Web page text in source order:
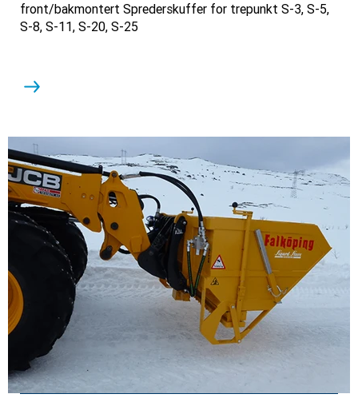
front/bakmontert Sprederskuffer for trepunkt S-3, S-5,
S-8, S-11, S-20, S-25